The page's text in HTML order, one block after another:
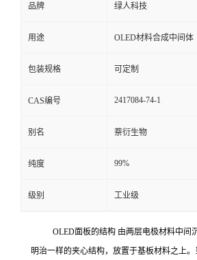
品牌 绿人科技
用途 OLED材料合成中间体
包装规格 可定制
CAS编号 2417084-74-1
别名 萘衍生物
纯度 99%
级别 工业级
OLED面板的结构 由两层电极材料中间
明治一样的夹心结构，放置于基板材料之上。